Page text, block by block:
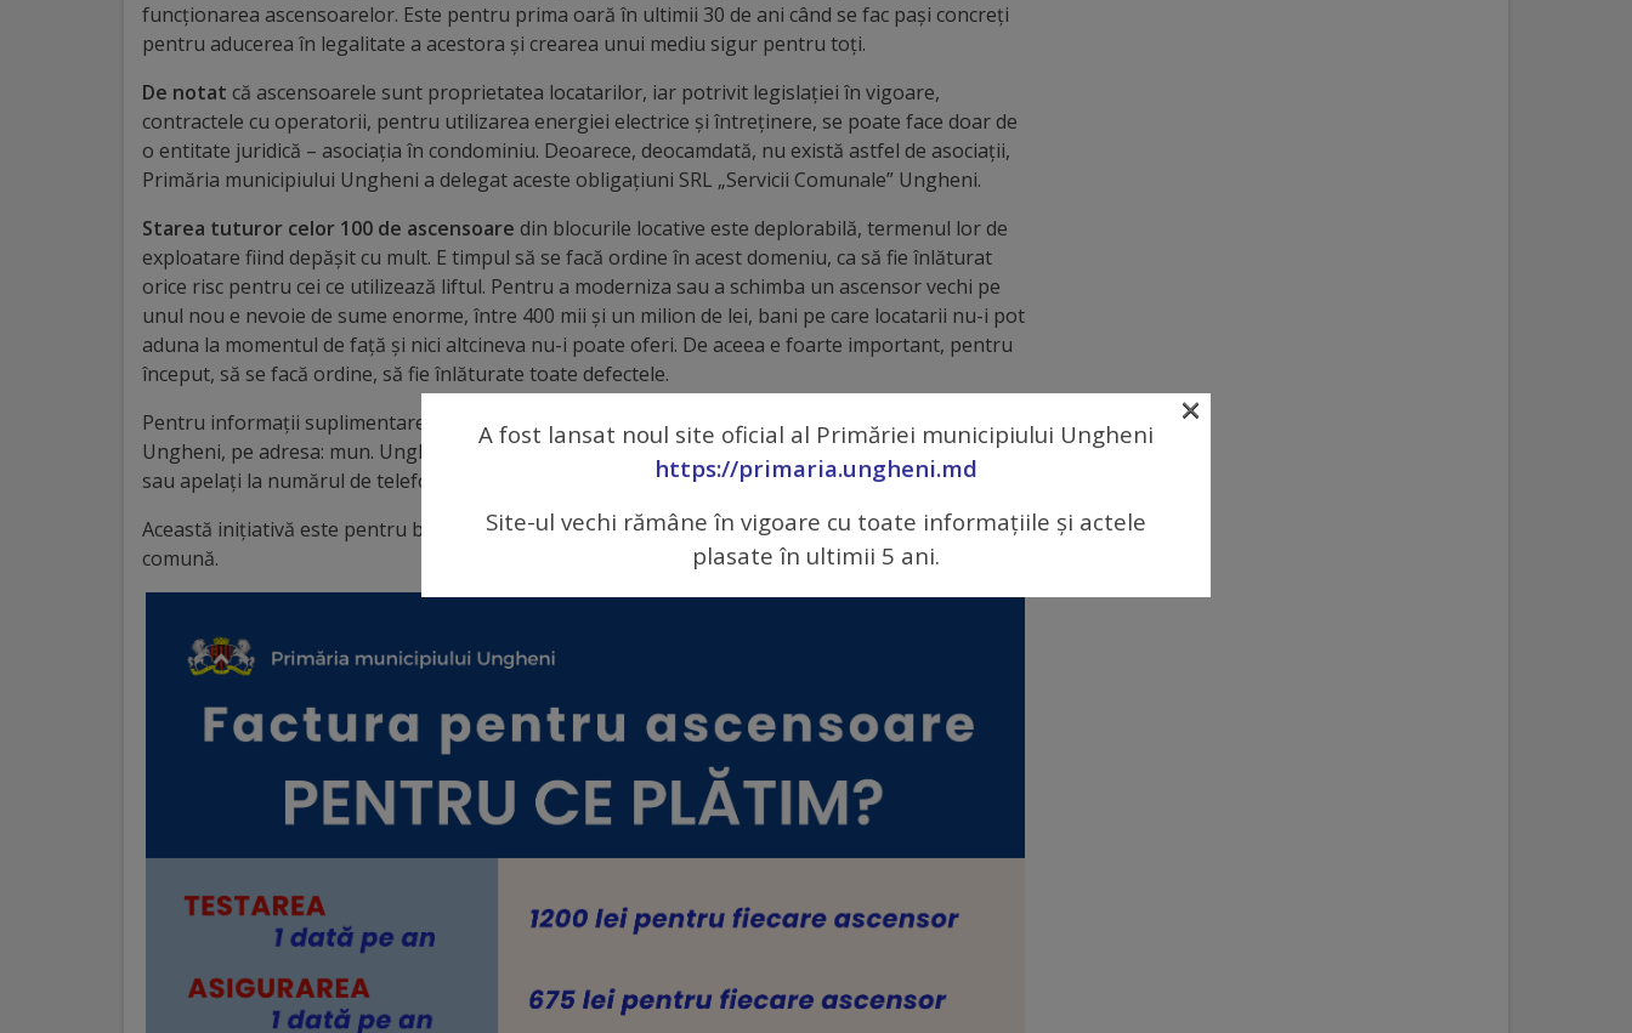
Sculpturi
(harta
sculpturilor)
Monumente
arhitecturale
Personalități
marcante
performanță
Orașul
Administrație
funcționarea ascensoarelor. Este pentru prima oară în ultimii 30 de ani când se fac pași concreți
pentru aducerea în legalitate a acestora și crearea unui mediu sigur pentru toți.
De notat că ascensoarele sunt proprietatea locatarilor, iar potrivit legislației în vigoare,
contractele cu operatorii, pentru utilizarea energiei electrice și întreținere, se poate face doar de
o entitate juridică – asociația în condominiu. Deoarece, deocamdată, nu există astfel de asociații,
Primăria municipiului Ungheni a delegat aceste obligațiuni SRL „Servicii Comunale” Ungheni.
Starea tuturor celor 100 de ascensoare din blocurile locative este deplorabilă, termenul lor de
exploatare fiind depășit cu mult. E timpul să se facă ordine în acest domeniu, ca să fie înlăturat
orice risc pentru cei ce utilizează liftul. Pentru a moderniza sau a schimba un ascensor vechi pe
unul nou e nevoie de sume enorme, între 400 mii și un milion de lei, bani pe care locatarii nu-i pot
aduna la momentul de față și nici altcineva nu-i poate oferi. De aceea e foarte important, pentru
început, să se facă ordine, să fie înlăturate toate defectele.
Pentru informații suplimentare sau precizări și explicații vă adresați la „Servicii Comunale”
Ungheni, pe adresa: mun. Ungheni, str. Oranjeriei 8, de luni până vineri, în intervalul 09:00-12:00,
sau apelați la numărul de telefon: 067658364.
Această inițiativă este pentru binele tuturor, iar siguranța locatarilor trebuie să fie o prioritate
comună.
A fost lansat noul site oficial al Primăriei municipiului Ungheni
https://primaria.ungheni.md
Site-ul vechi rămâne în vigoare cu toate informațiile și actele
plasate în ultimii 5 ani.
×